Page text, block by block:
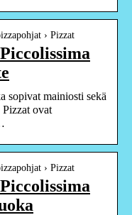
› Pizzat
sopivat mainiosti sekä
ovat
› Pizzat